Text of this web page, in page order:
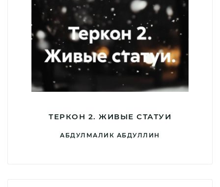
ТЕРКОН 2. ЖИВЫЕ СТАТУИ
АБДУЛМАЛИК АБДУЛЛИН